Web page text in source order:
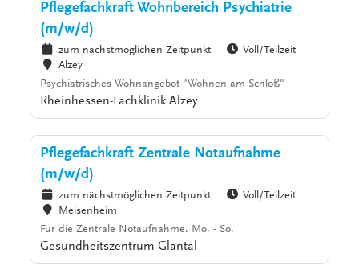
Pflegefachkraft Wohnbereich Psychiatrie
(m/w/d)
zum nächstmöglichen Zeitpunkt
Voll/Teilzeit
Alzey
Psychiatrisches Wohnangebot "Wohnen am Schloß"
Rheinhessen-Fachklinik Alzey
Pflegefachkraft Zentrale Notaufnahme
(m/w/d)
zum nächstmöglichen Zeitpunkt
Voll/Teilzeit
Meisenheim
Für die Zentrale Notaufnahme. Mo. - So.
Gesundheitszentrum Glantal